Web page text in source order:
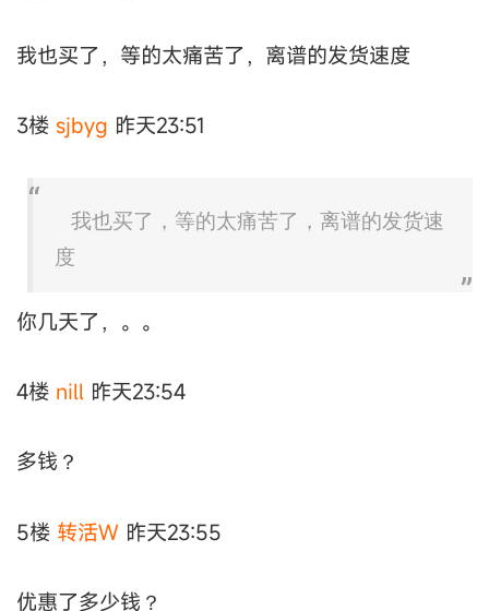
我也买了，等的太痛苦了，离谱的发货速度
3楼 sjbyg 昨天23:51
我也买了，等的太痛苦了，离谱的发货速
度
你几天了，。。
4楼 nill 昨天23:54
多钱？
5楼 转活W 昨天23:55
优惠了多少钱？